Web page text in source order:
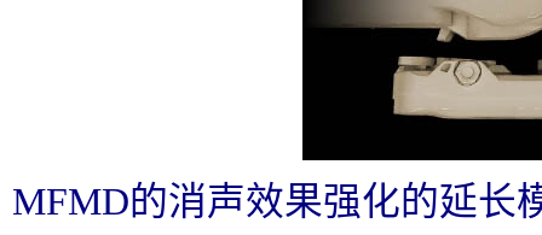
MFMD的消声效果强化的延长